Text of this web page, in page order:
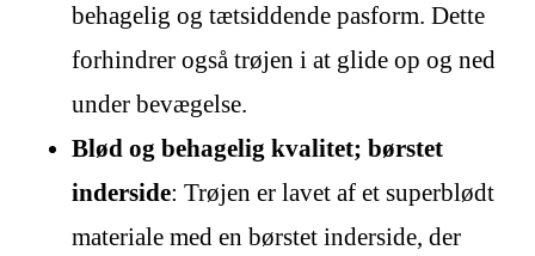
behagelig og tætsiddende pasform. Dette
forhindrer også trøjen i at glide op og ned
under bevægelse.
Blød og behagelig kvalitet; børstet
inderside: Trøjen er lavet af et superblødt
materiale med en børstet inderside, der